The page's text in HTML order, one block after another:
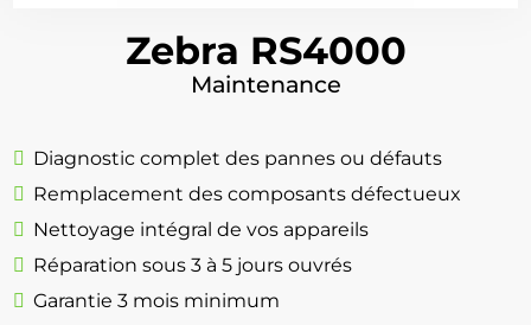
Zebra RS4000
Maintenance
Diagnostic complet des pannes ou défauts
Remplacement des composants défectueux
Nettoyage intégral de vos appareils
Réparation sous 3 à 5 jours ouvrés
Garantie 3 mois minimum